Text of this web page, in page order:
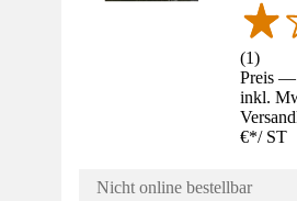
(1)
Preis —
inkl.
€*/ ST
Nicht online bestellbar